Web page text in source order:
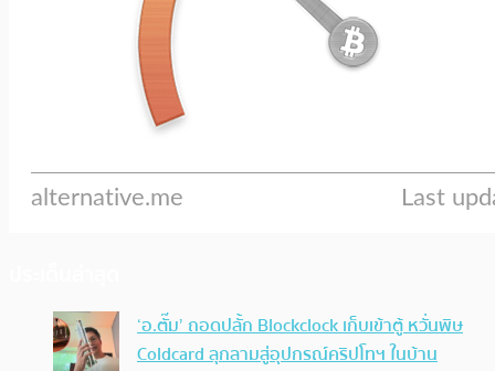
‘อ.ตั๊ม’ ถอดปลั้ก Blockclock เก็บเข้าตู้ หวั่นพิษ
Coldcard ลุกลามสู่อุปกรณ์คริปโทฯ ในบ้าน